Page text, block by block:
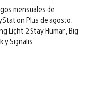
mensuales de
Plus de agosto:
Light 2 Stay Human, Big
y Signalis